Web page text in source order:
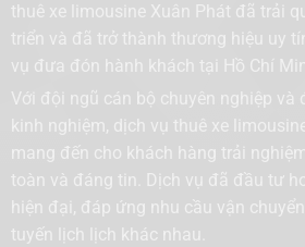
thuê xe limousine Xuân Phát đã trải
triển và đã trở thành thương hiệu uy
vụ đưa đón hành khách tại Hồ Chí
Với đội ngũ cán bộ chuyên nghiệp và
kinh nghiệm, dịch vụ thuê xe
mang đến cho khách hàng trải
toàn và đáng tin. Dịch vụ đã đầu tư
hiện đại, đáp ứng nhu cầu vận
tuyến lịch lịch khác nhau.